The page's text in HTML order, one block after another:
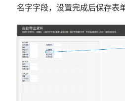
名字字段，设置完成后保存表单